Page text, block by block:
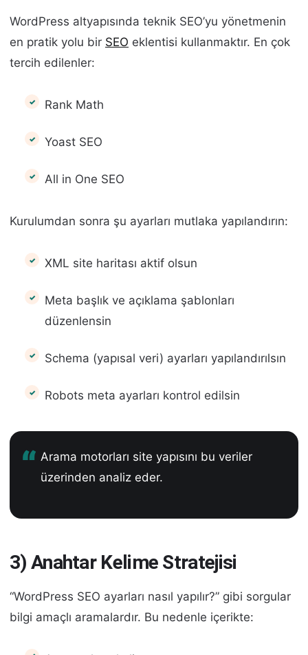
WordPress altyapısında teknik SEO’yu yönetmenin
en pratik yolu bir SEO eklentisi kullanmaktır. En çok
tercih edilenler:
Rank Math
Yoast SEO
All in One SEO
Kurulumdan sonra şu ayarları mutlaka yapılandırın:
XML site haritası aktif olsun
Meta başlık ve açıklama şablonları
düzenlensin
Schema (yapısal veri) ayarları yapılandırılsın
Robots meta ayarları kontrol edilsin
Arama motorları site yapısını bu veriler
üzerinden analiz eder.
3) Anahtar Kelime Stratejisi
“WordPress SEO ayarları nasıl yapılır?” gibi sorgular
bilgi amaçlı aramalardır. Bu nedenle içerikte: